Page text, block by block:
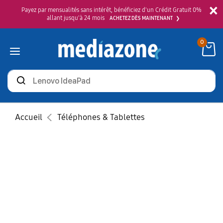
×
Payez par mensualités sans intérêt, bénéficiez d'un Crédit Gratuit 0%
allant jusqu'à 24 mois
ACHETEZ DÈS MAINTENANT
Rechercher
des
produits
0
Accueil Téléphones & Tablettes